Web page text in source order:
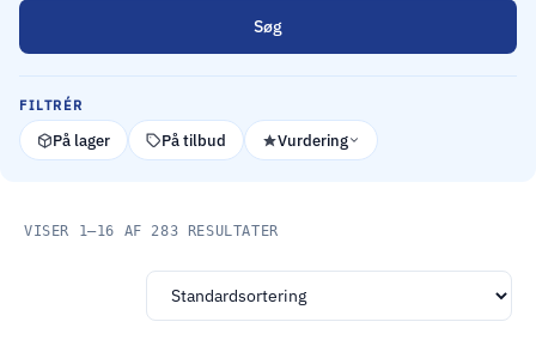
Søg
FILTRÉR
På lager På tilbud Vurdering
VISER 1–16 AF 283 RESULTATER